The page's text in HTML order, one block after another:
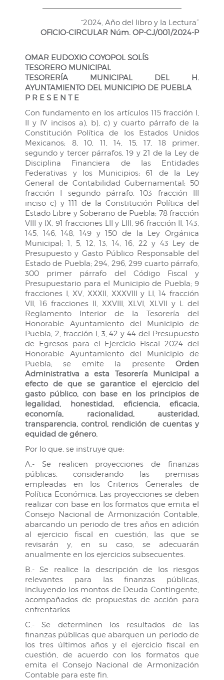
“2024, Año del libro y la Lectura”
OFICIO-CIRCULAR Núm. OP-CJ/001/2024-P
OMAR EUDOXIO COYOPOL SOLÍS
TESORERO MUNICIPAL
TESORERÍA MUNICIPAL DEL H.
AYUNTAMIENTO DEL MUNICIPIO DE PUEBLA
P R E S E N T E
Con fundamento en los artículos 115 fracción I,
II y IV incisos a), b), c) y cuarto párrafo de la
Constitución Política de los Estados Unidos
Mexicanos; 8, 10, 11, 14, 15, 17, 18 primer,
segundo y tercer párrafos, 19 y 21 de la Ley de
Disciplina Financiera de las Entidades
Federativas y los Municipios; 61 de la Ley
General de Contabilidad Gubernamental; 50
fracción I segundo párrafo, 103 fracción III
inciso c) y 111 de la Constitución Política del
Estado Libre y Soberano de Puebla; 78 fracción
VIII y IX, 91 fracciones LII y LIII, 96 fracción II, 143,
145, 146, 148, 149 y 150 de la Ley Orgánica
Municipal; 1, 5, 12, 13, 14, 16, 22 y 43 Ley de
Presupuesto y Gasto Público Responsable del
Estado de Puebla; 294, 296, 299 cuarto párrafo,
300 primer párrafo del Código Fiscal y
Presupuestario para el Municipio de Puebla; 9
fracciones I, XV, XXXII, XXXVIII y LI, 14 fracción
VII, 16 fracciones II, XXVIII, XLVI, XLVII y L del
Reglamento Interior de la Tesorería del
Honorable Ayuntamiento del Municipio de
Puebla; 2, fracción I, 3, 42 y 44 del Presupuesto
de Egresos para el Ejercicio Fiscal 2024 del
Honorable Ayuntamiento del Municipio de
Puebla; se emite la presenteOrden
Administrativa a esta Tesorería Municipal a
efecto de que se garantice el ejercicio del
gasto público, con base en los principios de
legalidad, honestidad, eficiencia, eficacia,
economía, racionalidad, austeridad,
transparencia, control, rendición de cuentas y
equidad de género.
Por lo que, se instruye que:
A.- Se realicen proyecciones de finanzas
públicas, considerando las premisas
empleadas en los Criterios Generales de
Política Económica. Las proyecciones se deben
realizar con base en los formatos que emita el
Consejo Nacional de Armonización Contable,
abarcando un periodo de tres años en adición
al ejercicio fiscal en cuestión, las que se
revisarán y, en su caso, se adecuarán
anualmente en los ejercicios subsecuentes.
B.- Se realice la descripción de los riesgos
relevantes para las finanzas públicas,
incluyendo los montos de Deuda Contingente,
acompañados de propuestas de acción para
enfrentarlos.
C.- Se determinen los resultados de las
finanzas públicas que abarquen un periodo de
los tres últimos años y el ejercicio fiscal en
cuestión, de acuerdo con los formatos que
emita el Consejo Nacional de Armonización
Contable para este fin.